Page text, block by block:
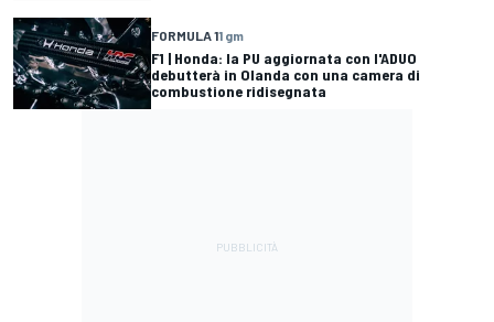
FORMULA 11 gm
F1 | Honda: la PU aggiornata con l'ADUO
debutterà in Olanda con una camera di
combustione ridisegnata